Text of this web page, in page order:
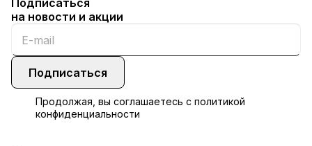
Подписаться
на новости и акции
Подписаться
Продолжая, вы соглашаетесь с политикой
конфиденциальности